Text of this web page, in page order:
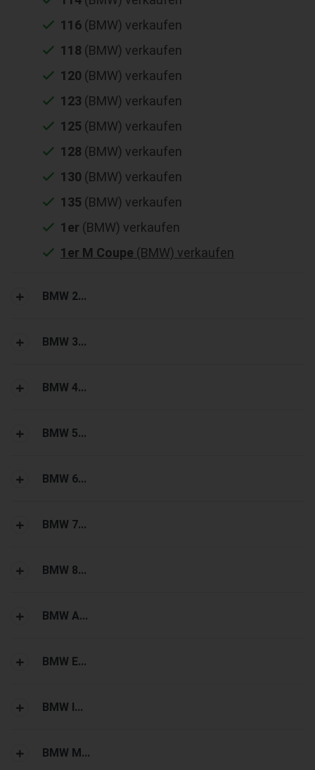
116 (BMW) verkaufen
118 (BMW) verkaufen
120 (BMW) verkaufen
123 (BMW) verkaufen
125 (BMW) verkaufen
128 (BMW) verkaufen
130 (BMW) verkaufen
135 (BMW) verkaufen
1er (BMW) verkaufen
1er M Coupe (BMW) verkaufen
BMW 2...
BMW 3...
BMW 4...
BMW 5...
BMW 6...
BMW 7...
BMW 8...
BMW A...
BMW E...
BMW I...
BMW M...